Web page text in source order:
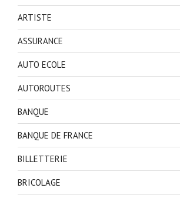
ARTISTE
ASSURANCE
AUTO ECOLE
AUTOROUTES
BANQUE
BANQUE DE FRANCE
BILLETTERIE
BRICOLAGE